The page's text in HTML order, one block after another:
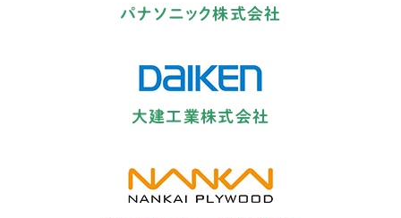
パナソニック株式会社
大建工業株式会社